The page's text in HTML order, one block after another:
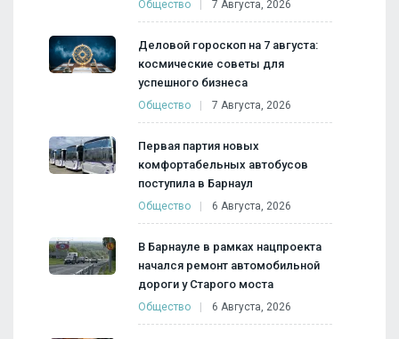
Общество 7 Августа, 2026
Деловой гороскоп на 7 августа:
космические советы для
успешного бизнеса
Общество 7 Августа, 2026
Первая партия новых
комфортабельных автобусов
поступила в Барнаул
Общество 6 Августа, 2026
В Барнауле в рамках нацпроекта
начался ремонт автомобильной
дороги у Старого моста
Общество 6 Августа, 2026